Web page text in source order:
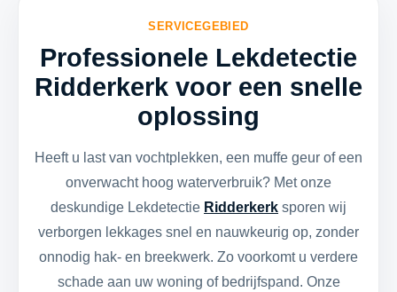
SERVICEGEBIED
Professionele Lekdetectie
Ridderkerk voor een snelle
oplossing
Heeft u last van vochtplekken, een muffe geur of een
onverwacht hoog waterverbruik? Met onze
deskundige Lekdetectie Ridderkerk sporen wij
verborgen lekkages snel en nauwkeurig op, zonder
onnodig hak- en breekwerk. Zo voorkomt u verdere
schade aan uw woning of bedrijfspand. Onze